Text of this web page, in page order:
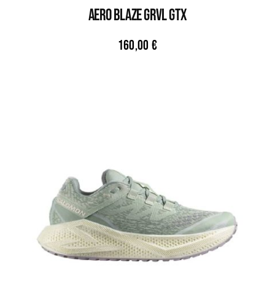
AERO BLAZE GRVL GTX
160,00 €